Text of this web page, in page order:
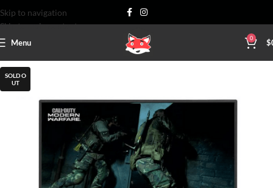
Skip to navigation
Skip to main content
Menu 0 $
SOLD O
UT